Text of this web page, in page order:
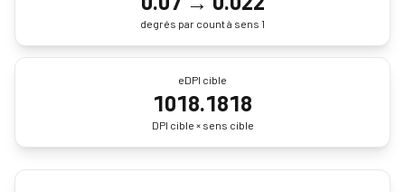
degrés par count à sens 1
eDPI cible
1018.1818
DPI cible × sens cible